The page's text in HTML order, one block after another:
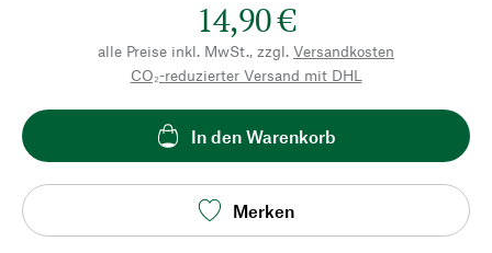
14,90 €
alle Preise inkl. MwSt., zzgl. Versandkosten
CO₂-reduzierter Versand mit DHL
In den Warenkorb
Merken